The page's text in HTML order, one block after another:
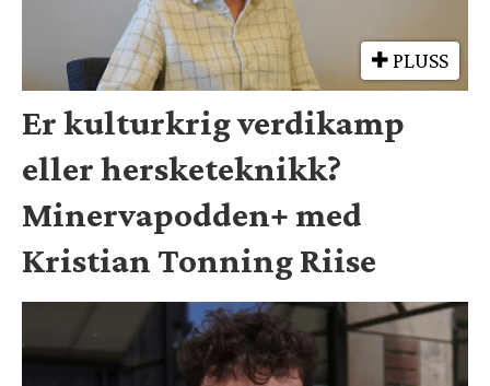
PLUSS
Er kulturkrig verdikamp
eller hersketeknikk?
Minervapodden+ med
Kristian Tonning Riise